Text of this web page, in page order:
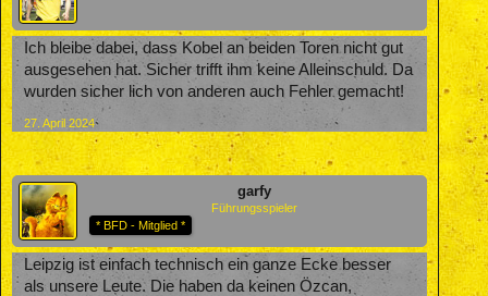
Ich bleibe dabei, dass Kobel an beiden Toren nicht gut
ausgesehen hat. Sicher trifft ihm keine Alleinschuld. Da
wurden sicher lich von anderen auch Fehler gemacht!
27. April 2024
garfy
Führungsspieler
* BFD - Mitglied *
Leipzig ist einfach technisch ein ganze Ecke besser
als unsere Leute. Die haben da keinen Özcan,